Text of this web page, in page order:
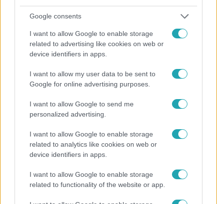
Google consents
I want to allow Google to enable storage
related to advertising like cookies on web or
device identifiers in apps.
I want to allow my user data to be sent to
Google for online advertising purposes.
I want to allow Google to send me
personalized advertising.
I want to allow Google to enable storage
related to analytics like cookies on web or
device identifiers in apps.
I want to allow Google to enable storage
related to functionality of the website or app.
2025. szeptember 5. 11:00
Influenszer, szépségkirálynő, családanya –
Több, mint egy évtizede ismerjük már, élete néha olyan,
mint egy nyitott könyv - ám mindig képes újat mutatni. Ő
Kulcsár Edina, aki a Nyerő Páros 2025-ben és a
Sztárboxban is megmutatja, milyen is valójában.